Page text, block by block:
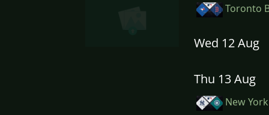
Toronto
Wed 12 Aug
Thu 13 Aug
New